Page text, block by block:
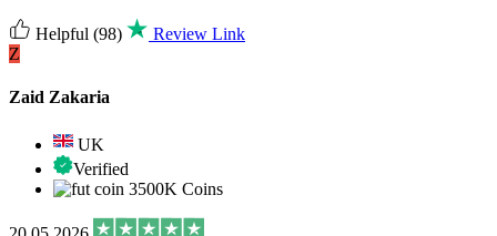
Helpful (98)
Review Link
Z
Zaid Zakaria
UK
Verified
3500K Coins